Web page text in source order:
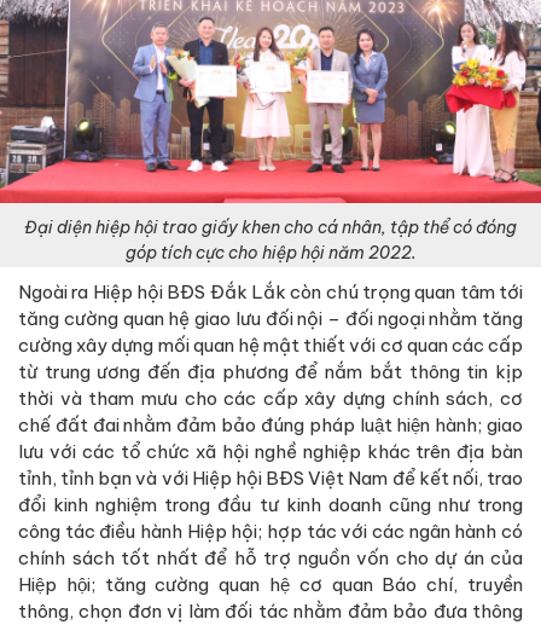
Đại diện hiệp hội trao giấy khen cho cá nhân, tập thể có đóng
góp tích cực cho hiệp hội năm 2022.
Ngoài ra Hiệp hội BĐS Đắk Lắk còn chú trọng quan tâm tới
tăng cường quan hệ giao lưu đối nội – đối ngoại nhằm tăng
cường xây dựng mối quan hệ mật thiết với cơ quan các cấp
từ trung ương đến địa phương để nắm bắt thông tin kịp
thời và tham mưu cho các cấp xây dựng chính sách, cơ
chế đất đai nhằm đảm bảo đúng pháp luật hiện hành; giao
lưu với các tổ chức xã hội nghề nghiệp khác trên địa bàn
tỉnh, tỉnh bạn và với Hiệp hội BĐS Việt Nam để kết nối, trao
đổi kinh nghiệm trong đầu tư kinh doanh cũng như trong
công tác điều hành Hiệp hội; hợp tác với các ngân hành có
chính sách tốt nhất để hỗ trợ nguồn vốn cho dự án của
Hiệp hội; tăng cường quan hệ cơ quan Báo chí, truyền
thông, chọn đơn vị làm đối tác nhằm đảm bảo đưa thông